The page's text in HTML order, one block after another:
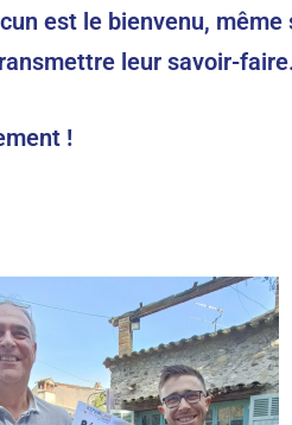
est le bienvenu,
leur savoir-
!